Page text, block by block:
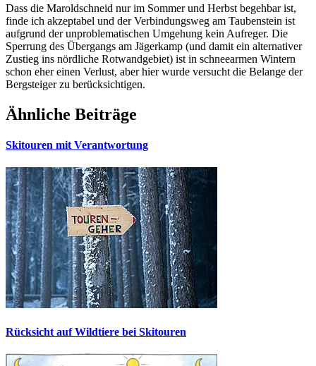
Dass die Maroldschneid nur im Sommer und Herbst begehbar ist,
finde ich akzeptabel und der Verbindungsweg am Taubenstein ist
aufgrund der unproblematischen Umgehung kein Aufreger. Die
Sperrung des Übergangs am Jägerkamp (und damit ein alternativer
Zustieg ins nördliche Rotwandgebiet) ist in schneearmen Wintern
schon eher einen Verlust, aber hier wurde versucht die Belange der
Bergsteiger zu berücksichtigen.
Ähnliche Beiträge
Skitouren mit Verantwortung
Rücksicht auf Wildtiere bei Skitouren